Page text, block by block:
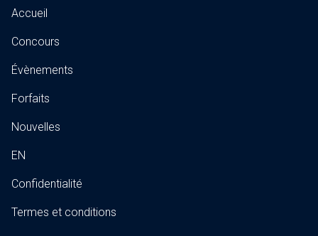
Accueil
Concours
Évènements
Forfaits
Nouvelles
EN
Confidentialité
Termes et conditions